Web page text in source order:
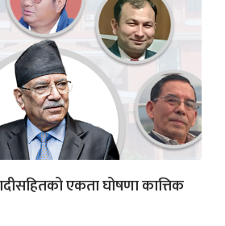
एकता घोषणा कात्तिक